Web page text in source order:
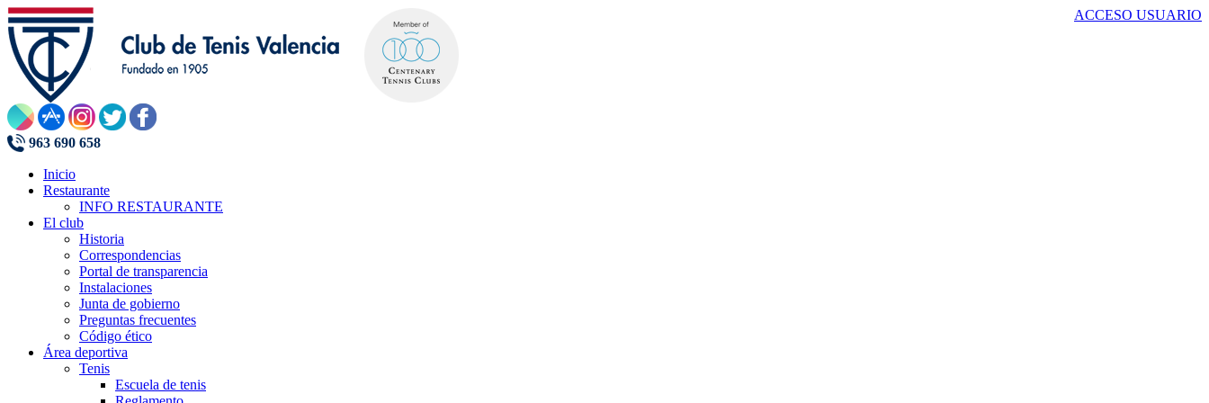
ACCESO USUARIO
963 690 658
Inicio
Restaurante
INFO RESTAURANTE
El club
Historia
Correspondencias
Portal de transparencia
Instalaciones
Junta de gobierno
Preguntas frecuentes
Código ético
Área deportiva
Tenis
Escuela de tenis